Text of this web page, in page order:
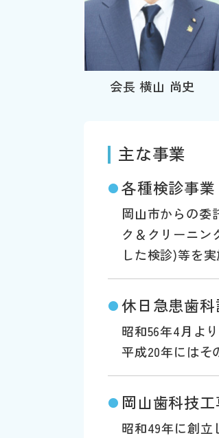
会長 横山 尚史
主な事業
● 各種検診事業
岡山市からの委
ク＆クリーニン
した検診)等を実
● 休日急患歯
昭和56年4月よ
平成20年にはそ
● 岡山歯科技
昭和49年に創立